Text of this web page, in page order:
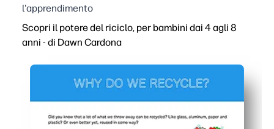
l'apprendimento
Scopri il potere del riciclo, per bambini dai 4 agli 8
anni - di Dawn Cardona